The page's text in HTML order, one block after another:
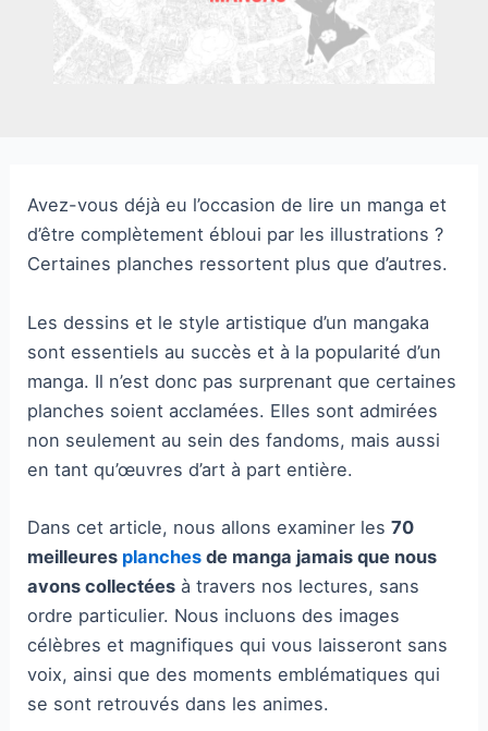
Avez-vous déjà eu l’occasion de lire un manga et
d’être complètement ébloui par les illustrations ?
Certaines planches ressortent plus que d’autres.
Les dessins et le style artistique d’un mangaka
sont essentiels au succès et à la popularité d’un
manga. Il n’est donc pas surprenant que certaines
planches soient acclamées. Elles sont admirées
non seulement au sein des fandoms, mais aussi
en tant qu’œuvres d’art à part entière.
Dans cet article, nous allons examiner les70
meilleures planches de manga jamais que nous
avons collectées à travers nos lectures, sans
ordre particulier. Nous incluons des images
célèbres et magnifiques qui vous laisseront sans
voix, ainsi que des moments emblématiques qui
se sont retrouvés dans les animes.